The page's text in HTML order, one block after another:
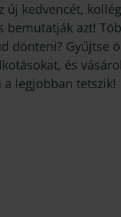
új kedvencét,
bemutatják azt!
dönteni? Gyűjtse
és
legjobban tetszik!